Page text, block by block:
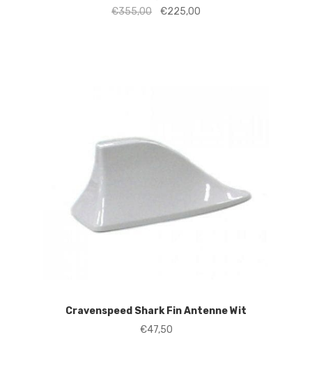
€355,00
Oorspronkelijke
€225,00Huidige
Cravenspeed Shark Fin Antenne Wit
€47,50